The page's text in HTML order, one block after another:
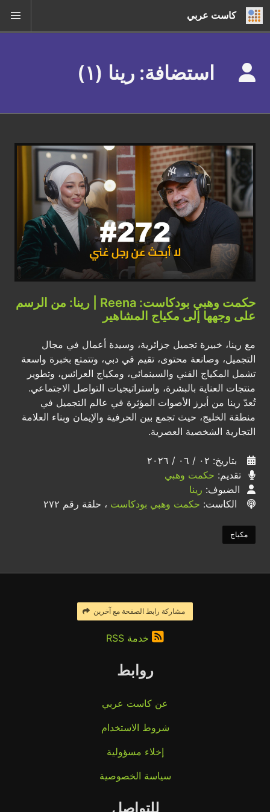
كاست عربي
استضافة: رينا (١)
حكمت وهبي بودكاست: Reena | رينا: من الرسم
على وجهها إلى مكياج المشاهير
مع رينا، خبيرة تجميل جزائرية، وسيدة أعمال في مجال
التجميل، وصانعة محتوى، تقيم في دبي، وتتمتع بخبرة واسعة
تشمل المكياج الفني والسينمائي، ومكياج العرائس، وتطوير
منتجات العناية بالبشرة، واستراتيجيات التواصل الاجتماعي.
تُعدّ رينا من أبرز الأصوات المؤثرة في عالم التجميل في
منطقة الخليج، حيث تجمع بين الحرفية والإيمان وبناء العلامة
التجارية الشخصية العصرية.
بتاريخ: ٠٢ / ٠٦ / ٢٠٢٦
تقديم: حكمت وهبي
الضيوف: رينا
الكاست: حكمت وهبي بودكاست ، حلقة رقم ٢٧٢
مكياج
مشاركة رابط الصفحة مع آخرين
خدمة RSS
روابط
عن كاست عربي
شروط الاستخدام
إخلاء مسؤولية
سياسة الخصوصية
للتواصل